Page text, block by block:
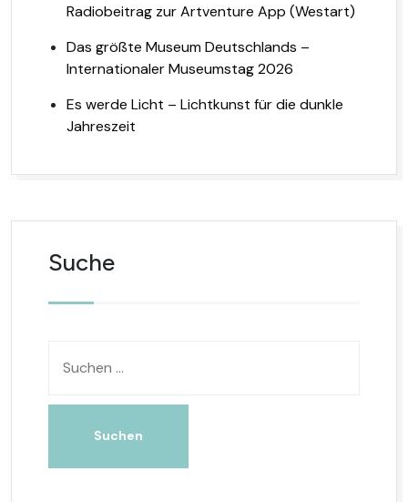
Radiobeitrag zur Artventure App (Westart)
Das größte Museum Deutschlands –
Internationaler Museumstag 2026
Es werde Licht – Lichtkunst für die dunkle
Jahreszeit
Suche